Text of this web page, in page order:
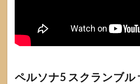
ペルソナ5 スクランブル